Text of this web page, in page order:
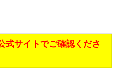
式サイトでご確認くださ